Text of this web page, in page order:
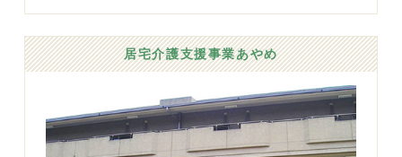
居宅介護支援事業あやめ